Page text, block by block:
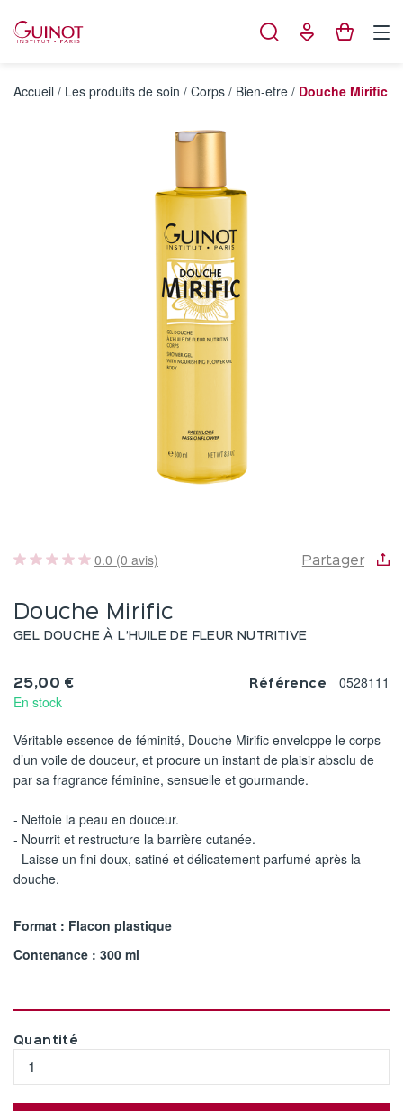
Accueil / Les produits de soin / Corps / Bien-etre / Douche Mirific
0.0 (0 avis) Partager
Douche Mirific
GEL DOUCHE À L’HUILE DE FLEUR NUTRITIVE
25,00 €
En stock
Référence 0528111
Véritable essence de féminité, Douche Mirific enveloppe le corps
d’un voile de douceur, et procure un instant de plaisir absolu de
par sa fragrance féminine, sensuelle et gourmande.
- Nettoie la peau en douceur.
- Nourrit et restructure la barrière cutanée.
- Laisse un fini doux, satiné et délicatement parfumé après la
douche.
Format : Flacon plastique
Contenance : 300 ml
Quantité